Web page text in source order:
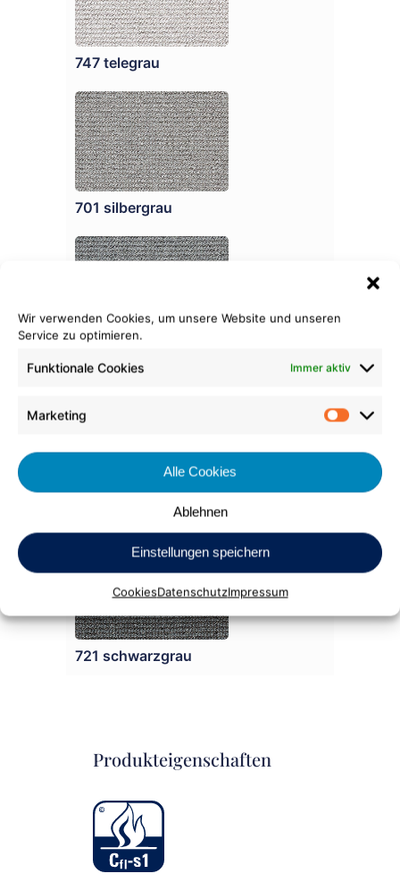
Wir verwenden Cookies, um unsere Website und unseren
Service zu optimieren.
Funktionale Cookies Immer aktiv
Marketing
Alle Cookies
Ablehnen
Einstellungen speichern
CookiesDatenschutzImpressum
747 telegrau
701 silbergrau
737 staubgrau
721 schwarzgrau
Produkteigenschaften